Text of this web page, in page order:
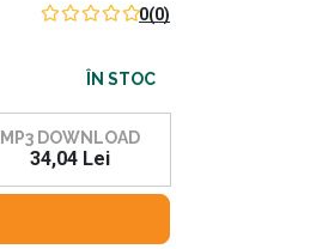
0(0)
ÎN STOC
MP3 DOWNLOAD
34,04 Lei